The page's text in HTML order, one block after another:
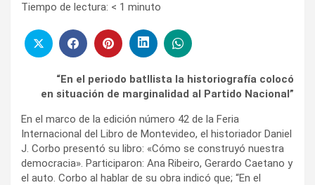
Tiempo de lectura: < 1 minuto
“En el periodo batllista la historiografía colocó
en situación de marginalidad al Partido Nacional”
En el marco de la edición número 42 de la Feria
Internacional del Libro de Montevideo, el historiador Daniel
J. Corbo presentó su libro: «Cómo se construyó nuestra
democracia». Participaron: Ana Ribeiro, Gerardo Caetano y
el auto. Corbo al hablar de su obra indicó que; “En el